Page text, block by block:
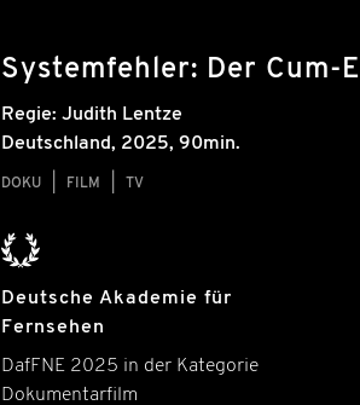
Systemfehler: Der Cum-
Regie: Judith Lentze
Deutschland, 2025, 90min.
DOKU FILM TV
Deutsche Akademie für
Fernsehen
DafFNE 2025 in der Kategorie
Dokumentarfilm